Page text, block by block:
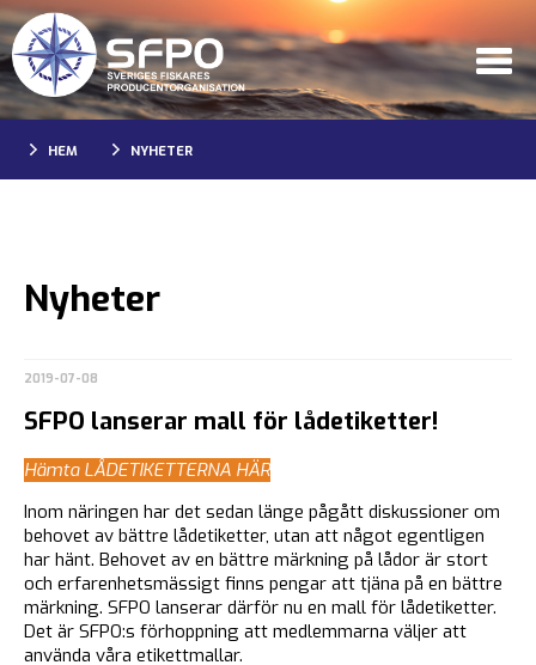
HEM NYHETER
Nyheter
2019-07-08
SFPO lanserar mall för lådetiketter!
Hämta LÅDETIKETTERNA HÄR
Inom näringen har det sedan länge pågått diskussioner om
behovet av bättre lådetiketter, utan att något egentligen
har hänt. Behovet av en bättre märkning på lådor är stort
och erfarenhetsmässigt finns pengar att tjäna på en bättre
märkning. SFPO lanserar därför nu en mall för lådetiketter.
Det är SFPO:s förhoppning att medlemmarna väljer att
använda våra etikettmallar.